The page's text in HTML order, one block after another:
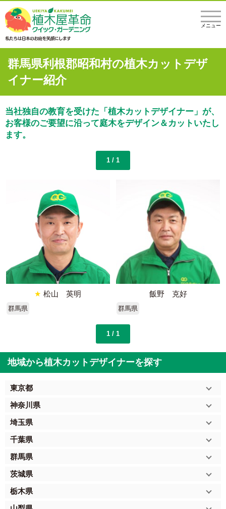
メニュー
群馬県利根郡昭和村の植木カットデザ
イナー紹介
当社独自の教育を受けた「植木カットデザイナー」が、
お客様のご要望に沿って庭木をデザイン＆カットいたし
ます。
1 / 1
★ 松山 英明
群馬県
飯野 克好
群馬県
1 / 1
地域から植木カットデザイナーを探す
東京都
神奈川県
埼玉県
千葉県
群馬県
茨城県
栃木県